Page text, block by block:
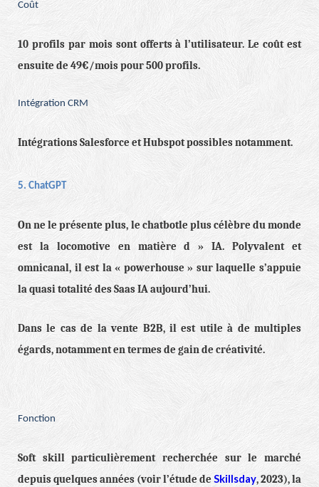
Coût
10 profils par mois sont offerts à l’utilisateur. Le coût est
ensuite de 49€/mois pour 500 profils.
Intégration CRM
Intégrations Salesforce et Hubspot possibles notamment.
5. ChatGPT
On ne le présente plus, le chatbotle plus célèbre du monde
est la locomotive en matière d » IA. Polyvalent et
omnicanal, il est la « powerhouse » sur laquelle s’appuie
la quasi totalité des Saas IA aujourd’hui.
Dans le cas de la vente B2B, il est utile à de multiples
égards, notamment en termes de gain de créativité.
Fonction
Soft skill particulièrement recherchée sur le marché
depuis quelques années (voir l’étude deSkillsday, 2023), la